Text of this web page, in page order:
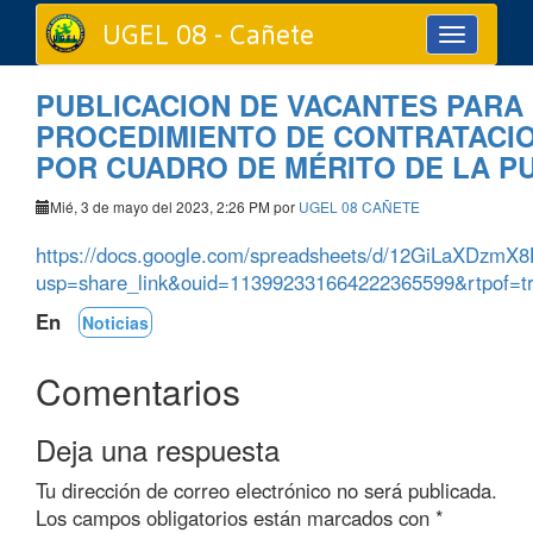
Toggle
navigation
UGEL 08 - Cañete
PUBLICACION DE VACANTES
PROCEDIMIENTO DE
POR CUADRO DE MÉRITO DE LA
Mié, 3 de mayo del 2023, 2:26 PM por UGEL 08 CAÑETE
https://docs.google.com/spreadsheets/d/
En
Noticias
Comentarios
Deja una respuesta
Tu dirección de correo electrónico no será publicada.
Los campos obligatorios están marcados con *